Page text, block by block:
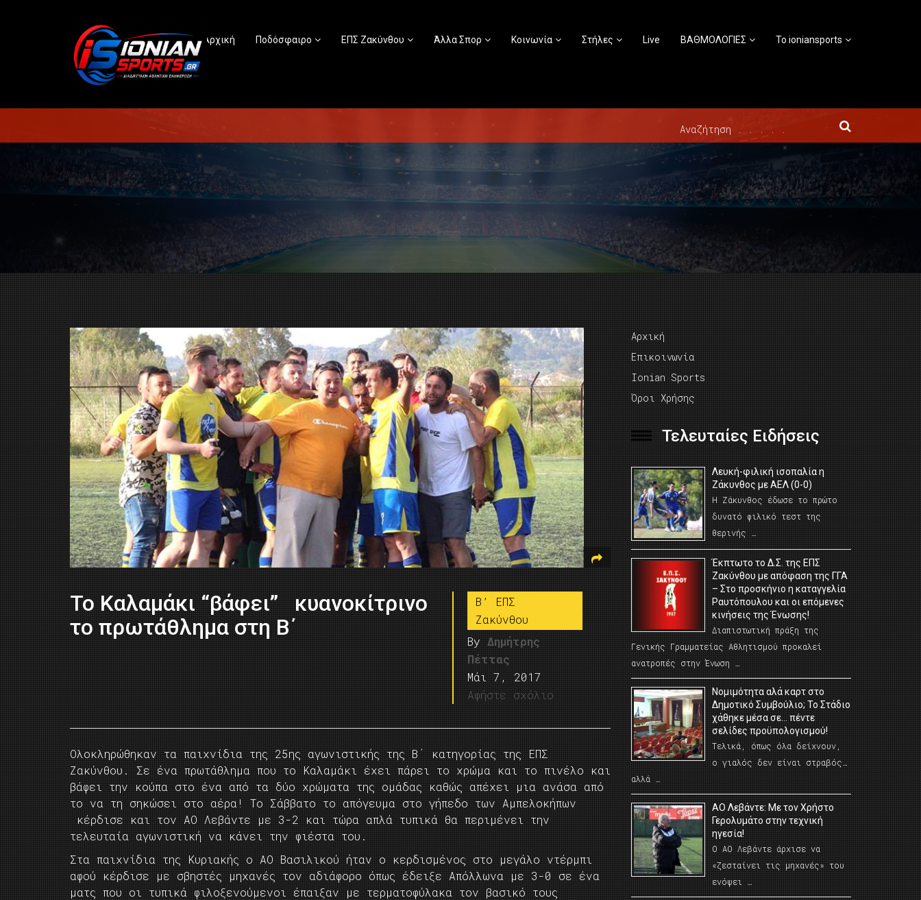
Αρχική Ποδόσφαιρο ΕΠΣ Ζακύνθου Άλλα Σπορ Κοινωνία Στήλες Live ΒΑΘΜΟΛΟΓΙΕΣ Το ioniansports
Το Καλαμάκι “βάφει” κυανοκίτρινο
το πρωτάθλημα στη Β΄
B’ ΕΠΣ
Ζακύνθου
By Δημήτρης
Πέττας
Μάι 7, 2017
Αφήστε σχόλιο
Ολοκληρώθηκαν τα παιχνίδια της 25ης αγωνιστικής της Β΄ κατηγορίας της ΕΠΣ
Ζακύνθου. Σε ένα πρωτάθλημα που το Καλαμάκι έχει πάρει το χρώμα και το πινέλο και
βάφει την κούπα στο ένα από τα δύο χρώματα της ομάδας καθώς απέχει μια ανάσα από
το να τη σηκώσει στο αέρα! Το Σάββατο το απόγευμα στο γήπεδο των Αμπελοκήπων
κέρδισε και τον ΑΟ Λεβάντε με 3-2 και τώρα απλά τυπικά θα περιμένει την
τελευταία αγωνιστική να κάνει την φιέστα του.
Στα παιχνίδια της Κυριακής ο ΑΟ Βασιλικού ήταν ο κερδισμένος στο μεγάλο ντέρμπι
αφού κέρδισε με σβηστές μηχανές τον αδιάφορο όπως έδειξε Απόλλωνα με 3-0 σε ένα
ματς που οι τυπικά φιλοξενούμενοι έπαιξαν με τερματοφύλακα τον βασικό τους
Αρχική
Επικοινωνία
Ionian Sports
Όροι Χρήσης
Τελευταίες Ειδήσεις
Λευκή-φιλική ισοπαλία η
Ζάκυνθος με ΑΕΛ (0-0)
Η Ζάκυνθος έδωσε το πρώτο
δυνατό φιλικό τεστ της
θερινής …
Έκπτωτο το Δ.Σ. της ΕΠΣ
Ζακύνθου με απόφαση της ΓΓΑ
– Στο προσκήνιο η καταγγελία
Ραυτόπουλου και οι επόμενες
κινήσεις της Ένωσης!
Διαπιστωτική πράξη της
Γενικής Γραμματείας Αθλητισμού προκαλεί
ανατροπές στην Ένωση …
Νομιμότητα αλά καρτ στο
Δημοτικό Συμβούλιο; Το Στάδιο
χάθηκε μέσα σε… πέντε
σελίδες προϋπολογισμού!
Τελικά, όπως όλα δείχνουν,
ο γιαλός δεν είναι στραβός…
αλλά …
ΑΟ Λεβάντε: Με τον Χρήστο
Γερολυμάτο στην τεχνική
ηγεσία!
Ο ΑΟ Λεβάντε άρχισε να
«ζεσταίνει τις μηχανές» του
ενόψει …